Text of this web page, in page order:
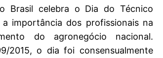
Brasil celebra o Dia do Técnico
importância dos profissionais na
do agronegócio nacional.
2015, o dia foi consensualmente